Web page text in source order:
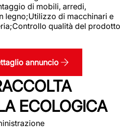
di mobili, arredi,
legno;Utilizzo di macchinari e
qualità del prodotto
annuncio
ECOLOGICA